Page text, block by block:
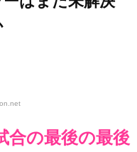
合の最後の最後